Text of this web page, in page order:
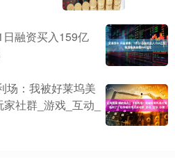
融资买入159亿
场：我被好莱坞美
社群_游戏_互动_